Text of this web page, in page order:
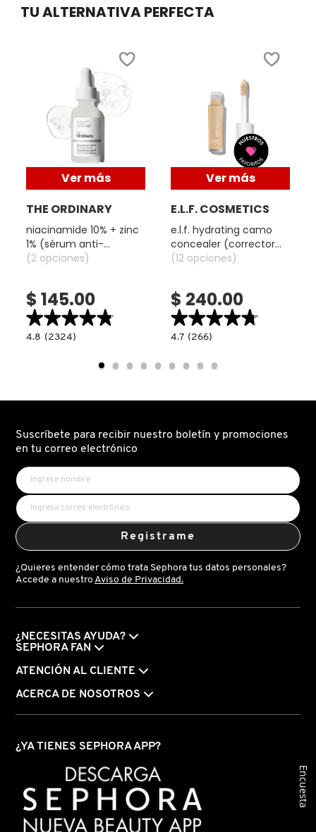
THE INKEY LIST
THE ORDINARY
TOCOBO
TOM FORD
TONYMOLY
TOO FACED
URBAN DECAY
YVES SAINT LAURENT
TU ALTERNATIVA PERFECTA
Ver más
THE ORDINARY
niacinamide 10% + zinc
1% (sérum anti-
imperfecciones y
(2 opciones)
$ 145.00
★★★★★
★★★★★
4.8
CONTROL
DE
POROS)
4.8 (2324)
Ver más
E.L.F. COSMETICS
e.l.f. hydrating camo
concealer (corrector
liquido hidratante)
(12 opciones)
$ 240.00
★★★★★
★★★★★
4.7
HYDRATING
CAMO
4.7 (266)
Suscríbete para recibir nuestro boletín y promociones
en tu correo electrónico
Registrame
¿Quieres entender cómo trata Sephora tus datos personales?
Accede a nuestro Aviso de Privacidad.
¿NECESITAS AYUDA?
SEPHORA FAN
ATENCIÓN AL CLIENTE
ACERCA DE NOSOTROS
¿YA TIENES SEPHORA APP?
Encuesta